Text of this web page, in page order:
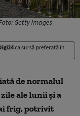
Getty Images
ca sursă preferată în
de normalul
ale lunii și a
frig,potrivit